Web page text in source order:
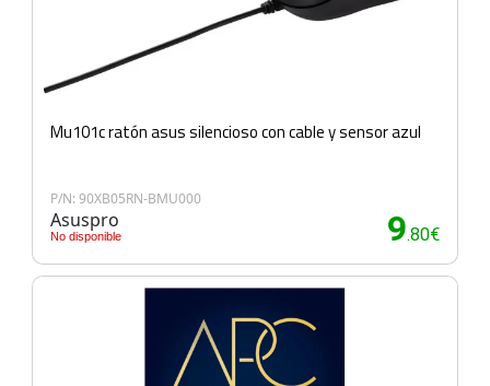
Mu101c ratón asus silencioso con cable y sensor azul
P/N: 90XB05RN-BMU000
Asuspro
No disponible 9.80€